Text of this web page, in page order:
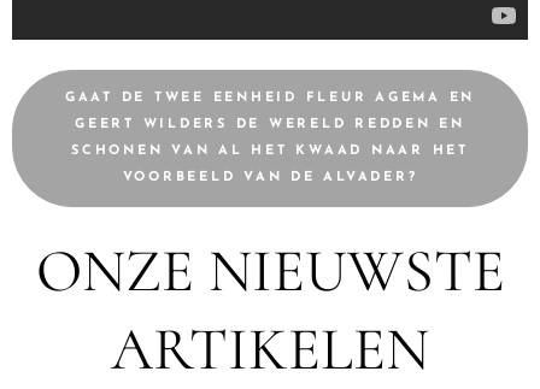
GAAT DE TWEE EENHEID FLEUR AGEMA EN
GEERT WILDERS DE WERELD REDDEN EN
SCHONEN VAN AL HET KWAAD NAAR HET
VOORBEELD VAN DE ALVADER?
ONZE NIEUWSTE
ARTIKELEN